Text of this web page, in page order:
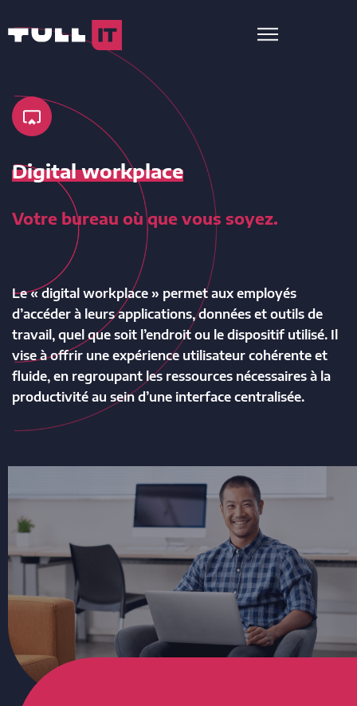
Digital workplace
Votre bureau où que vous soyez.
Le « digital workplace » permet aux employés
d’accéder à leurs applications, données et outils de
travail, quel que soit l’endroit ou le dispositif utilisé. Il
vise à offrir une expérience utilisateur cohérente et
fluide, en regroupant les ressources nécessaires à la
productivité au sein d’une interface centralisée.